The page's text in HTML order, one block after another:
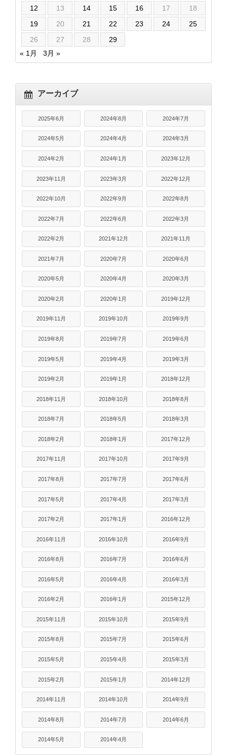
12
13 14 15 16 17
18
19
20 21 22 23 24
25
26
27 28
29
« 1月
3月 »
アーカイブ
2025年6月 2024年8月 2024年7月
2024年5月 2024年4月 2024年3月
2024年2月 2024年1月 2023年12月
2023年11月 2023年3月 2022年12月
2022年10月 2022年9月 2022年8月
2022年7月 2022年6月 2022年3月
2022年2月 2021年12月 2021年11月
2021年7月 2020年7月 2020年6月
2020年5月 2020年4月 2020年3月
2020年2月 2020年1月 2019年12月
2019年11月 2019年10月 2019年9月
2019年8月 2019年7月 2019年6月
2019年5月 2019年4月 2019年3月
2019年2月 2019年1月 2018年12月
2018年11月 2018年10月 2018年8月
2018年7月 2018年5月 2018年3月
2018年2月 2018年1月 2017年12月
2017年11月 2017年10月 2017年9月
2017年8月 2017年7月 2017年6月
2017年5月 2017年4月 2017年3月
2017年2月 2017年1月 2016年12月
2016年11月 2016年10月 2016年9月
2016年8月 2016年7月 2016年6月
2016年5月 2016年4月 2016年3月
2016年2月 2016年1月 2015年12月
2015年11月 2015年10月 2015年9月
2015年8月 2015年7月 2015年6月
2015年5月 2015年4月 2015年3月
2015年2月 2015年1月 2014年12月
2014年11月 2014年10月 2014年9月
2014年8月 2014年7月 2014年6月
2014年5月 2014年4月